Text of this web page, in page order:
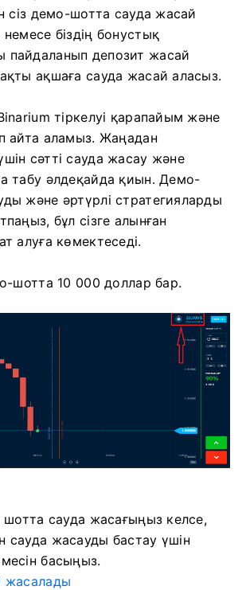
сіз демо-шотта сауда жасай
біздің бонустық
пайдаланып депозит жасай
ақшаға сауда жасай аласыз.
тіркелуі қарапайым және
айта аламыз. Жаңадан
сәтті сауда жасау және
табу әлдеқайда қиын. Демо-
және әртүрлі стратегияларды
бұл сізге алынған
алуға көмектеседі.
шотта 10 000 доллар бар.
шотта сауда жасағыңыз келсе,
сауда жасауды бастау үшін
басыңыз.
жасалады